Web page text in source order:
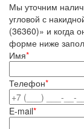
Мы уточним
угловой с
(36360)» и когда
форме ниже
Имя*
Телефон*
E-mail*